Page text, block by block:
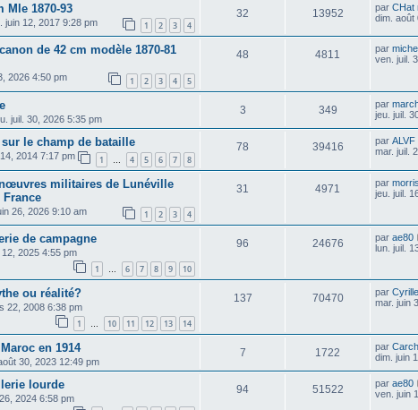
Mle 1870-93
juin 12, 2017 9:28 pm 1 2 3 4
32 13952 par CHat
dim. août
de 42 cm modèle 1870-81
2026 4:50 pm 1 2 3 4 5
48 4811 par
ven. juil.
juil. 30, 2026 5:35 pm
3 349 par
jeu. juil.
le champ de bataille
2014 7:17 pm 1 … 4 5 6 7 8
78 39416 par ALVF
mar. juil.
militaires de Lunéville
France
26, 2026 9:10 am 1 2 3 4
31 4971 par
jeu. juil.
de campagne
2025 4:55 pm
1 … 6 7 8 9 10
96 24676 par ae80
lun. juil.
ou réalité?
22, 2008 6:38 pm
1 … 10 11 12 13 14
137 70470 par Cyrille
mar. juin
en 1914
30, 2023 12:49 pm
7 1722 par
dim. juin
lourde
2024 6:58 pm
94 51522 par ae80
ven. juin